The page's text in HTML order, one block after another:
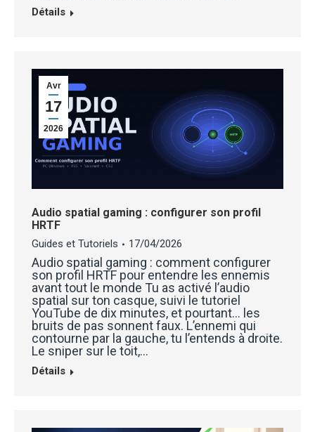
Détails
Avr
17
2026
Audio spatial gaming : configurer son profil
HRTF
Guides et Tutoriels 17/04/2026
Audio spatial gaming : comment configurer
son profil HRTF pour entendre les ennemis
avant tout le monde Tu as activé l’audio
spatial sur ton casque, suivi le tutoriel
YouTube de dix minutes, et pourtant… les
bruits de pas sonnent faux. L’ennemi qui
contourne par la gauche, tu l’entends à droite.
Le sniper sur le toit,…
Détails